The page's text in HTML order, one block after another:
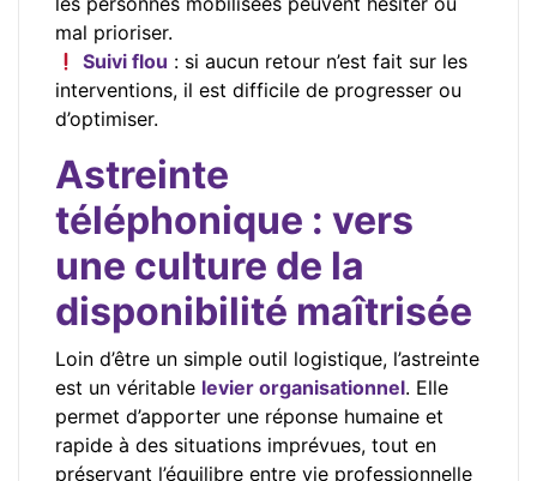
mal prioriser.
Suivi flou : si aucun retour n’est fait sur les
interventions, il est difficile de progresser ou
d’optimiser.
Astreinte
téléphonique : vers
une culture de la
disponibilité maîtrisée
Loin d’être un simple outil logistique, l’astreinte
est un véritable levier organisationnel. Elle
permet d’apporter une réponse humaine et
rapide à des situations imprévues, tout en
préservant l’équilibre entre vie professionnelle